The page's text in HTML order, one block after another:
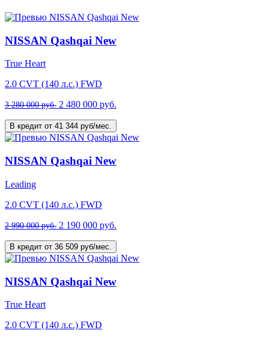
NISSAN Qashqai New
True Heart
2.0 CVT (140 л.с.) FWD
3 280 000 руб. 2 480 000 руб.
В кредит от 41 344 руб/мес.
NISSAN Qashqai New
Leading
2.0 CVT (140 л.с.) FWD
2 990 000 руб. 2 190 000 руб.
В кредит от 36 509 руб/мес.
NISSAN Qashqai New
True Heart
2.0 CVT (140 л.с.) FWD